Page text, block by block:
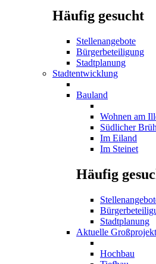
Häufig gesucht
Stellenangebote
Bürgerbeteiligung
Stadtplanung
Stadtentwicklung
Bauland
Wohnen am
Südlicher
Im Eiland
Im Steinet
Häufig
Stadtplanung
Aktuelle
Hochbau